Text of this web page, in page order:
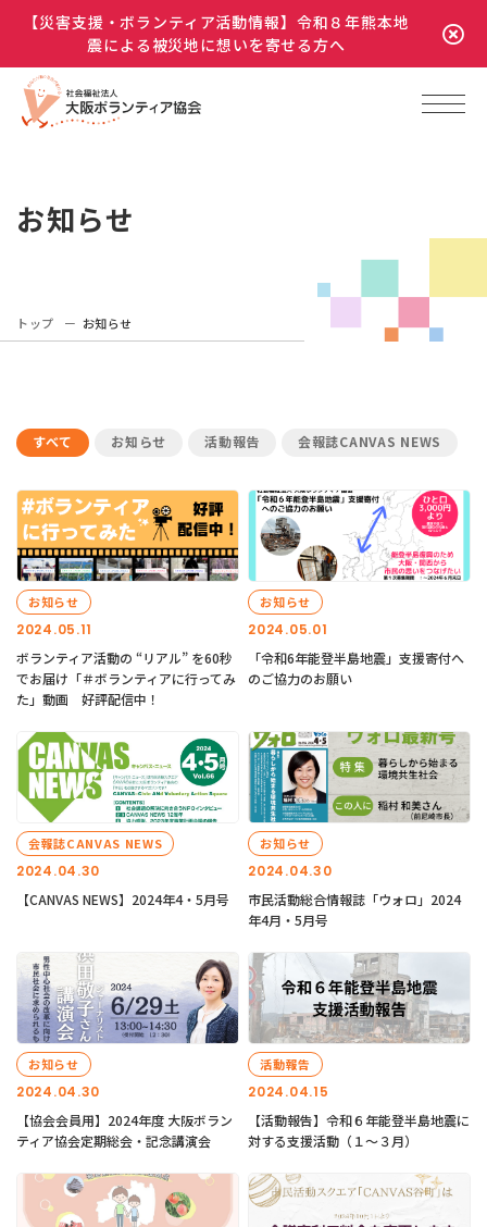
【災害支援・ボランティア活動情報】令和８年熊本地
震による被災地に想いを寄せる方へ
お知らせ
トップ お知らせ
すべて お知らせ 活動報告 会報誌CANVAS NEWS
2024.05.11
お知らせ
ボランティア活動の “リアル” を60秒
でお届け「＃ボランティアに行ってみ
た」動画 好評配信中！
2024.05.01
お知らせ
「令和6年能登半島地震」支援寄付へ
のご協力のお願い
2024.04.30
会報誌CANVAS NEWS
【CANVAS NEWS】2024年4・5月号
2024.04.30
お知らせ
市民活動総合情報誌「ウォロ」2024
年4月・5月号
2024.04.30
お知らせ
【協会会員用】2024年度 大阪ボラン
ティア協会定期総会・記念講演会
2024.04.15
活動報告
【活動報告】令和６年能登半島地震に
対する支援活動（１〜３月）